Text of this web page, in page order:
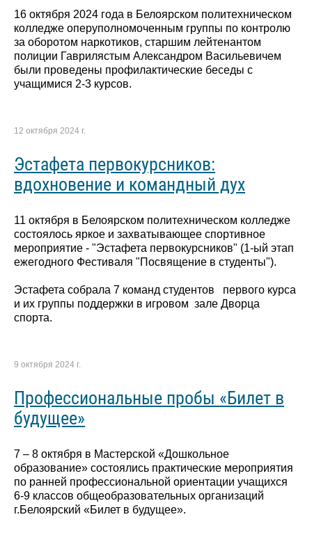
16 октября 2024 года в Белоярском политехническом
колледже оперуполномоченным группы по контролю
за оборотом наркотиков, старшим лейтенантом
полиции Гаврилястым Александром Васильевичем
были проведены профилактические беседы с
учащимися 2-3 курсов.
12 октября 2024 г.
Эстафета первокурсников:
вдохновение и командный дух
11 октября в Белоярском политехническом колледже
состоялось яркое и захватывающее спортивное
мероприятие - "Эстафета первокурсников" (1-ый этап
ежегодного Фестиваля "Посвящение в студенты").
Эстафета собрала 7 команд студентов первого курса
и их группы поддержки в игровом зале Дворца
спорта.
9 октября 2024 г.
Профессиональные пробы «Билет в
будущее»
7 – 8 октября в Мастерской «Дошкольное
образование» состоялись практические мероприятия
по ранней профессиональной ориентации учащихся
6-9 классов общеобразовательных организаций
г.Белоярский «Билет в будущее».